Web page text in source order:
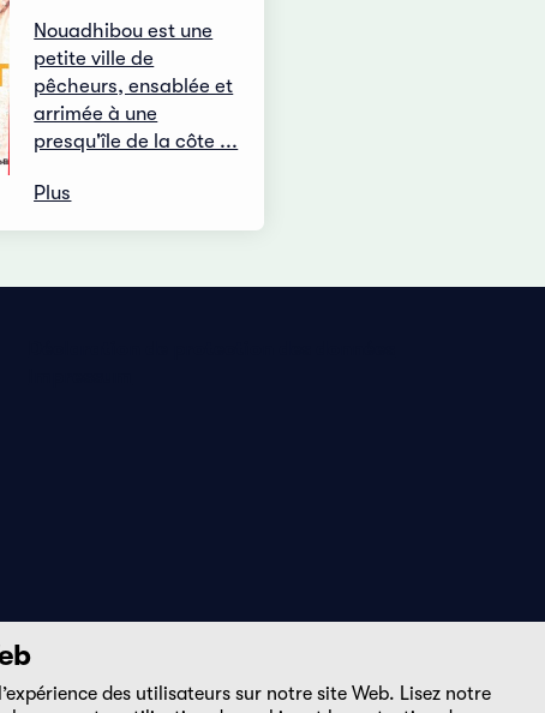
Nouadhibou est une
petite ville de
pêcheurs, ensablée et
arrimée à une
presqu'île de la côte ...
Plus
des utilisateurs sur notre site Web. Lisez notre